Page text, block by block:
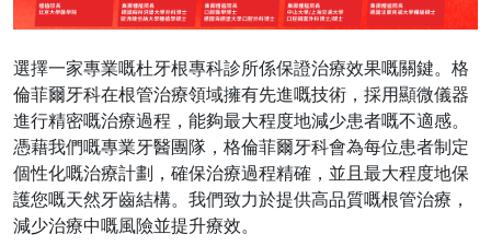
選擇一家專業嘅杜牙根專科診所係保證治療效果嘅關鍵。格
倫菲爾牙科在根管治療領域擁有先進嘅技術，採用顯微儀器
進行精密嘅治療過程，能夠最大程度地減少患者嘅不適感。
憑藉我們嘅專業牙醫團隊，格倫菲爾牙科會為每位患者制定
個性化嘅治療計劃，確保治療過程精確，並且最大程度地保
護您嘅天然牙齒結構。我們致力於提供高品質嘅根管治療，
減少治療中嘅風險並提升療效。